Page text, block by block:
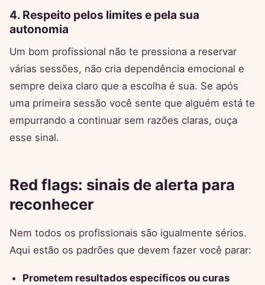
4. Respeito pelos limites e pela sua
autonomia
Um bom profissional não te pressiona a reservar
várias sessões, não cria dependência emocional e
sempre deixa claro que a escolha é sua. Se após
uma primeira sessão você sente que alguém está te
empurrando a continuar sem razões claras, ouça
esse sinal.
Red flags: sinais de alerta para
reconhecer
Nem todos os profissionais são igualmente sérios.
Aqui estão os padrões que devem fazer você parar:
Prometem resultados específicos ou curas